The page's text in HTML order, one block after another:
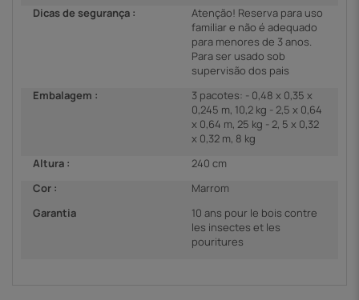
Dicas de segurança :
Atenção! Reserva para uso
familiar e não é adequado
para menores de 3 anos.
Para ser usado sob
supervisão dos pais
Embalagem :
3 pacotes: - 0,48 x 0,35 x
0,245 m, 10,2 kg - 2,5 x 0,64
x 0,64 m, 25 kg - 2, 5 x 0,32
x 0,32 m, 8 kg
Altura :
240 cm
Cor :
Marrom
Garantia
10 ans pour le bois contre
les insectes et les
pouritures